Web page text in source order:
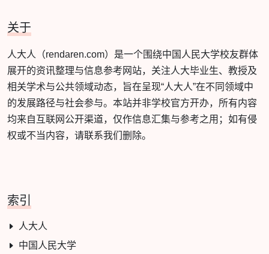
关于
人大人（rendaren.com）是一个围绕中国人民大学校友群体
展开的资讯整理与信息参考网站，关注人大毕业生、教授及
相关学术与公共领域动态，旨在呈现“人大人”在不同领域中
的发展路径与社会参与。本站并非学校官方开办，所有内容
均来自互联网公开渠道，仅作信息汇集与参考之用；如有侵
权或不当内容，请联系我们删除。
索引
人大人
中国人民大学